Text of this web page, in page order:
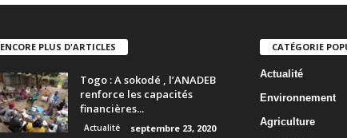
ENCORE PLUS D'ARTICLES
Togo : A sokodé , l’ANADEB
renforce les capacités
financières...
Actualité septembre 23, 2020
CATÉGORIE
Actualité
Environnement
Agriculture